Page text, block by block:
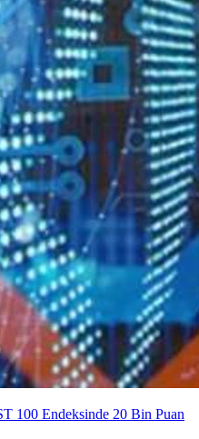
100 Endeksinde 20 Bin Puan